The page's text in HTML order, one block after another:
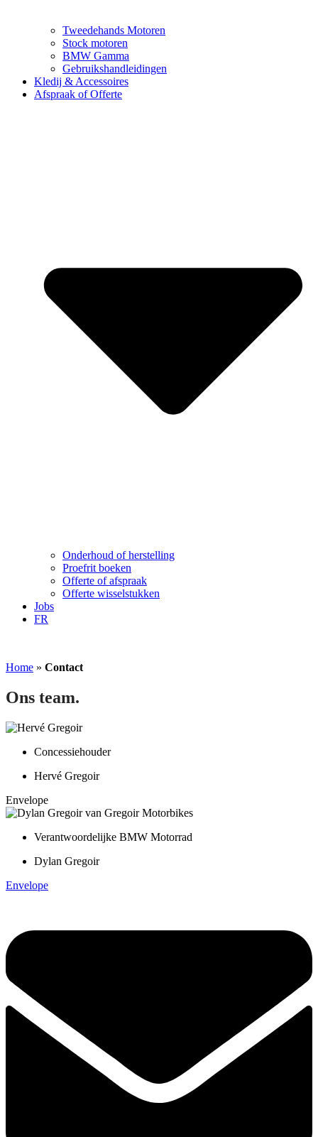
Tweedehands Motoren
Stock motoren
BMW Gamma
Gebruikshandleidingen
Kledij & Accessoires
Afspraak of Offerte
Onderhoud of herstelling
Proefrit boeken
Offerte of afspraak
Offerte wisselstukken
Jobs
FR
Home » Contact
Ons team.
Concessiehouder
Hervé Gregoir
Envelope
Verantwoordelijke BMW Motorrad
Dylan Gregoir
Envelope